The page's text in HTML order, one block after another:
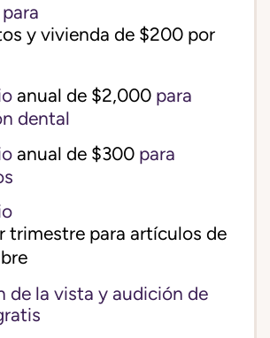
y vivienda de $200 por
anual de $2,000 para
dental
anual de $300 para
trimestre para artículos de
de la vista y audición de